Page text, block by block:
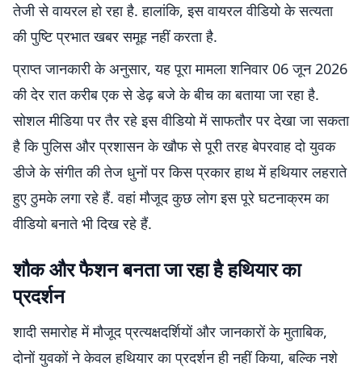
तेजी से वायरल हो रहा है. हालांकि, इस वायरल वीडियो के सत्यता
की पुष्टि प्रभात खबर समूह नहीं करता है.
प्राप्त जानकारी के अनुसार, यह पूरा मामला शनिवार 06 जून 2026
की देर रात करीब एक से डेढ़ बजे के बीच का बताया जा रहा है.
सोशल मीडिया पर तैर रहे इस वीडियो में साफतौर पर देखा जा सकता
है कि पुलिस और प्रशासन के खौफ से पूरी तरह बेपरवाह दो युवक
डीजे के संगीत की तेज धुनों पर किस प्रकार हाथ में हथियार लहराते
हुए ठुमके लगा रहे हैं. वहां मौजूद कुछ लोग इस पूरे घटनाक्रम का
वीडियो बनाते भी दिख रहे हैं.
शौक और फैशन बनता जा रहा है हथियार का
प्रदर्शन
शादी समारोह में मौजूद प्रत्यक्षदर्शियों और जानकारों के मुताबिक,
दोनों युवकों ने केवल हथियार का प्रदर्शन ही नहीं किया, बल्कि नशे